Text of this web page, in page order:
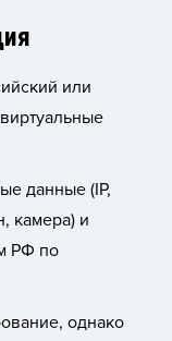
или
данные (IP,
камера) и
РФ по
однако